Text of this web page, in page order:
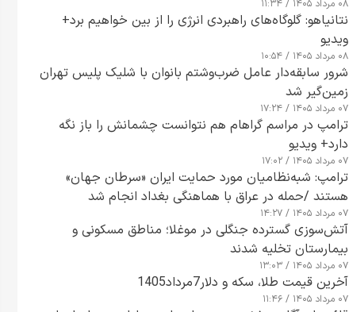
۰۸ مرداد ۱۴۰۵ / ۱۱:۳۴
نتانیاهو: گلوگاه‌های راهبردی انرژی را از بین خواهیم برد+
ویدیو
۰۸ مرداد ۱۴۰۵ / ۱۰:۵۴
شرور سابقه‌دار عامل ضرب‌وشتم بانوان با شلیک پلیس تهران
زمین‌گیر شد
۰۷ مرداد ۱۴۰۵ / ۱۷:۲۴
ترامپ در مراسم گراهام هم نتوانست چشمانش را باز نگه
دارد+ ویدیو
۰۷ مرداد ۱۴۰۵ / ۱۷:۰۲
ترامپ: شبه‌نظامیان مورد حمایت ایران «سرطان جهان»
هستند /حمله در عراق با هماهنگی بغداد انجام شد
۰۷ مرداد ۱۴۰۵ / ۱۴:۲۷
آتش‌سوزی گسترده جنگلی در موغلا؛ مناطق مسکونی و
بیمارستان تخلیه شدند
۰۷ مرداد ۱۴۰۵ / ۱۳:۰۳
آخرین قیمت طلا، سکه و دلار7مرداد1405
۰۷ مرداد ۱۴۰۵ / ۱۱:۴۶